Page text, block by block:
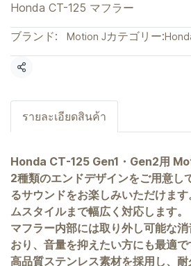
Honda CT-125 マフラー
ブランド: Motion Jカテゴリー:
共有
รายละเอียดสินค้า
Honda CT-125 Gen1・Gen2用
2種類のエンドデザインをご用意し
るサウンドをお楽しみいただけま
ムスタイルまで幅広く対応します。
マフラー内部には取り外し可能な
おり、音量を抑えたい方にも最適で
高品質ステンレス素材を採用し、